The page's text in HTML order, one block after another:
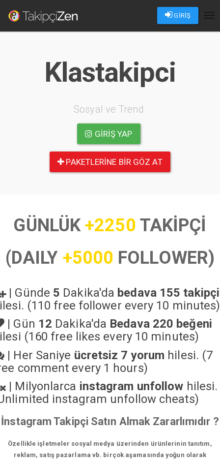
GİRİŞ
Klastakipci
Sosyal ve Trend
GIRIŞ YAP
PAKETLERINE BIR GÖZ AT
GÜNLÜK+2250 TAKİPÇİ
(DAILY +5000 FOLLOWER)
| Günde 5 Dakika'da bedava 155 takipçi
(110 free follower every 10 minutes)
| Gün 12 Dakika'da Bedava 220 beğeni
(160 free likes every 10 minutes)
| Her Saniye ücretsiz 7 yorum hilesi. (7
comment every 1 hours)
| Milyonlarca instagram unfollow hilesi.
instagram unfollow cheats)
İnstagram Takipçi Satın Almak Zararlımıdır ?
Özellikle işletmeler sosyal medya üzerinden ürünlerinin tanıtım,
reklam, satış pazarlama vb. birçok aşamasında yoğun olarak